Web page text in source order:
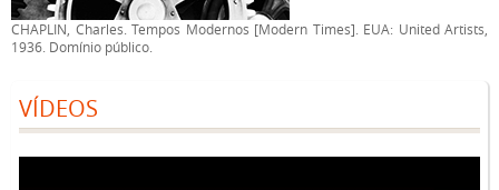
CHAPLIN, Charles. Tempos Modernos [Modern Times]. EUA: United Artists,
1936. Domínio público.
Muito se fala em ética no serviço público. Fala-se em legalidade,
impessoalidade, moralidade, eficiência. Tudo correto. Tudo necessário. Mas
há uma pergunta anterior que raramente é feita: ética para quê? A serviço
VÍDEOS